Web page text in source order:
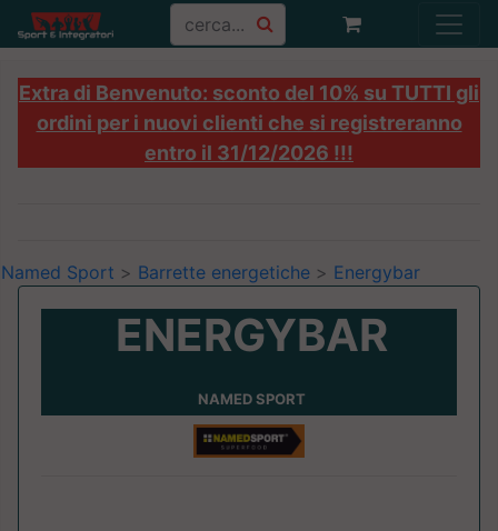
Extra di Benvenuto: sconto del 10% su TUTTI gli
ordini per i nuovi clienti che si registreranno
entro il 31/12/2026 !!!
Named Sport > Barrette energetiche > Energybar
ENERGYBAR
NAMED SPORT